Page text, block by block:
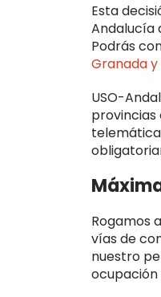
Esta
Andalucía
Podrás
Granada
USO-
provincias
Rogamos
vías de
nuestro
ocupación